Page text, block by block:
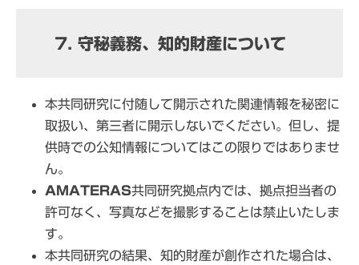
7. 守秘義務、知的財産について
本共同研究に付随して開示された関連情報を秘密に
取扱い、第三者に開示しないでください。但し、提
供時での公知情報についてはこの限りではありませ
ん。
AMATERAS共同研究拠点内では、拠点担当者の
許可なく、写真などを撮影することは禁止いたしま
す。
本共同研究の結果、知的財産が創作された場合は、